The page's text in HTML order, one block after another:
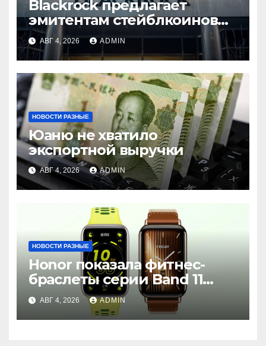
Blackrock предлагает
эмитентам стейблкоинов
два токенизированных
фонда денежного рынка
АВГ 4, 2026 ADMIN
НОВОСТИ РАЗНЫЕ
Юаню не хватило
экспортной выручки
АВГ 4, 2026 ADMIN
НОВОСТИ РАЗНЫЕ
Honor показала фитнес-
браслеты серии Band 11
с GPS и автономностью до
26 дней
АВГ 4, 2026 ADMIN